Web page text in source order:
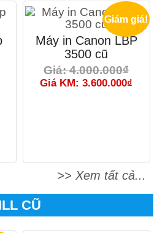
Giảm giá!
Máy in Canon LBP
3500 cũ
Giá: 4.000.000₫
Giá KM: 3.600.000₫
>> Xem tất cả...
CŨ